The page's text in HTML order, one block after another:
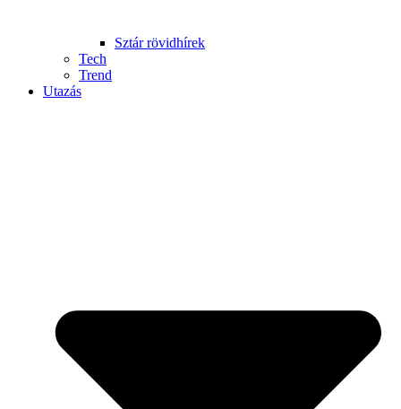
Sztár rövidhírek
Tech
Trend
Utazás